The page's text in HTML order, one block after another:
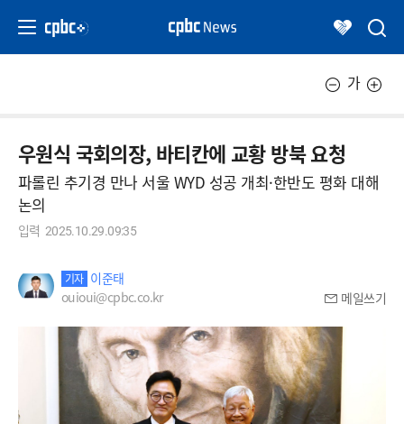
가
우원식 국회의장, 바티칸에 교황 방북 요청
파롤린 추기경 만나 서울 WYD 성공 개최·한반도 평화 대해
논의
입력 2025.10.29.09:35
기자 이준태
ouioui@cpbc.co.kr
메일쓰기